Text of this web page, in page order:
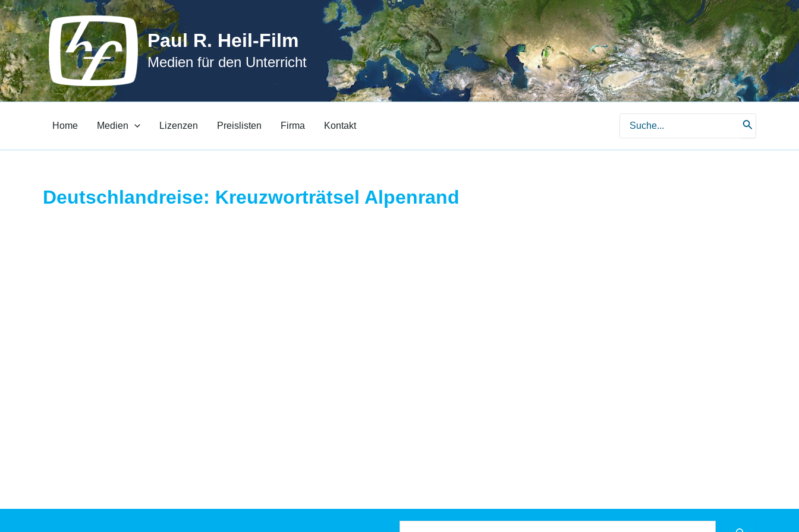
Zum
Inhalt
springen
Paul R. Heil-Film
Medien für den Unterricht
Home Medien Lizenzen Preislisten Firma Kontakt
Search
for:
Deutschlandreise: Kreuzworträtsel Alpenrand